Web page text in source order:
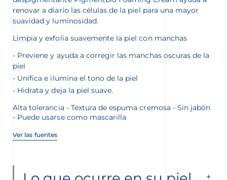
renovar a diario las células de la piel para una mayor
suavidad y luminosidad.
Limpia y exfolia suavemente la piel con manchas
Previene y ayuda a corregir las manchas oscuras de la
piel
Unifica e ilumina el tono de la piel
Hidrata y deja la piel suave.
Alta tolerancia - Textura de espuma cremosa - Sin jabón
- Puede usarse como mascarilla
Ver las fuentes